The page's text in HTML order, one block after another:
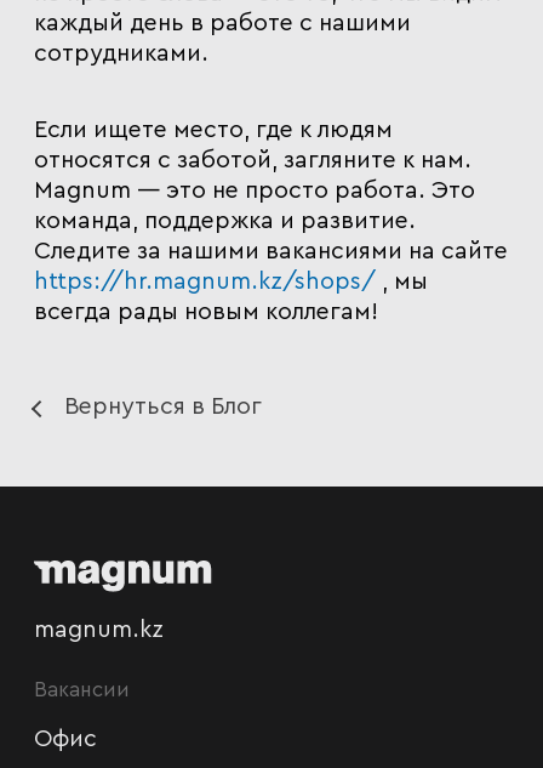
каждый день в работе с нашими
сотрудниками.
Если ищете место, где к людям
относятся с заботой, загляните к нам.
Magnum — это не просто работа. Это
команда, поддержка и развитие.
Следите за нашими вакансиями на сайте
https://hr.magnum.kz/shops/ , мы
всегда рады новым коллегам!
Вернуться в Блог
Вакансии
Офис
magnum.kz